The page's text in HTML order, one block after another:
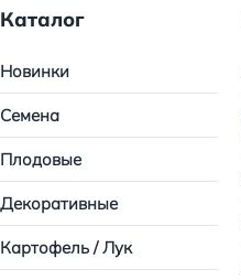
Каталог
Новинки
Семена
Плодовые
Декоративные
Картофель / Лук